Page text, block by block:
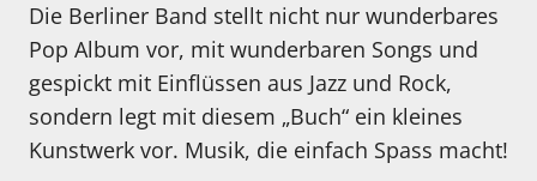
Die Berliner Band stellt nicht nur wunderbares
Pop Album vor, mit wunderbaren Songs und
gespickt mit Einflüssen aus Jazz und Rock,
sondern legt mit diesem „Buch“ ein kleines
Kunstwerk vor. Musik, die einfach Spass macht!